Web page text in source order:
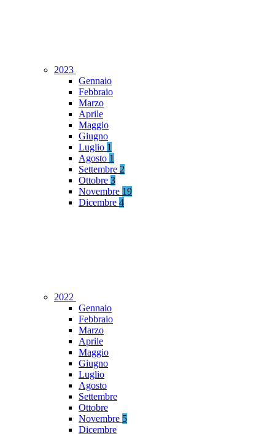
2023
Gennaio
Febbraio
Marzo
Aprile
Maggio
Giugno
Luglio 1
Agosto 1
Settembre 2
Ottobre 3
Novembre 19
Dicembre 4
2022
Gennaio
Febbraio
Marzo
Aprile
Maggio
Giugno
Luglio
Agosto
Settembre
Ottobre
Novembre 5
Dicembre